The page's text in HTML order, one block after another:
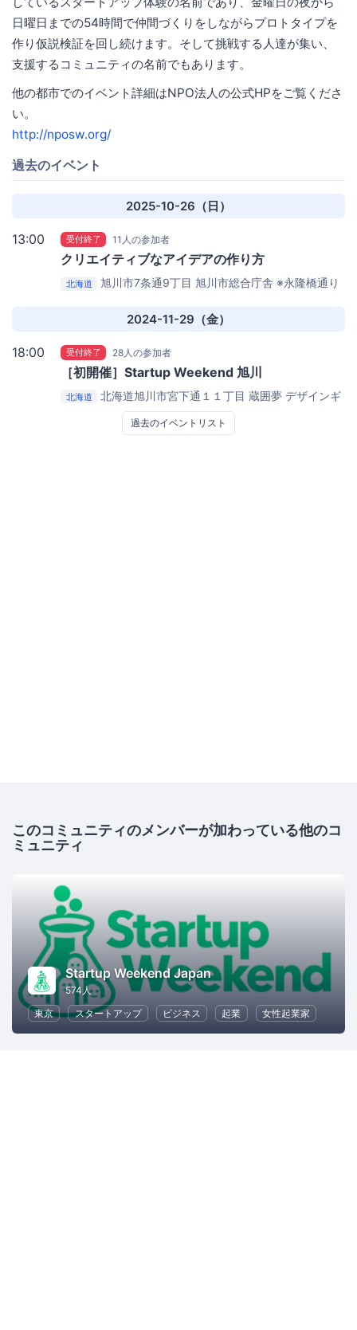
日曜日までの54時間で仲間づくりをしながらプロトタイプを
作り仮説検証を回し続けます。そして挑戦する人達が集い、
支援するコミュニティの名前でもあります。
他の都市でのイベント詳細はNPO法人の公式HPをご覧くださ
い。
http://nposw.org/
過去のイベント
2025-10-26（日）
13:00 受付終了 11人の参加者
クリエイティブなアイデアの作り方
北海道 旭川市7条通9丁目 旭川市総合庁舎 ※永隆橋通り
2024-11-29（金）
18:00 受付終了 28人の参加者
［初開催］Startup Weekend 旭川
北海道 北海道旭川市宮下通１１丁目 蔵囲夢 デザインギ
過去のイベントリスト
このコミュニティのメンバーが加わっている他のコ
ミュニティ
Startup Weekend Japan
574人
東京
スタートアップ ビジネス 起業 女性起業家